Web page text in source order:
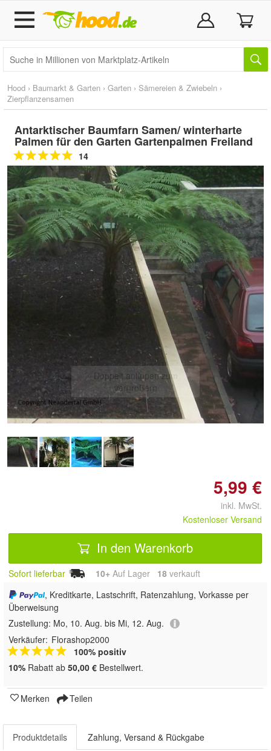
Hood › Baumarkt & Garten › Garten › Sämereien & Zwiebeln ›
Zierpflanzensamen
Antarktischer Baumfarn Samen/ winterharte
Palmen für den Garten Gartenpalmen Freiland
14
Doppelt antippen zum
vergrößern
5,99 €
inkl. MwSt.
Kostenloser Versand
In den Warenkorb
Sofort lieferbar 10+ Auf Lager 18 verkauft
, Kreditkarte, Lastschrift, Ratenzahlung, Vorkasse per
Überweisung
Zustellung: Mo, 10. Aug. bis Mi, 12. Aug.
Verkäufer: Florashop2000
100% positiv
10% Rabatt ab 50,00 € Bestellwert.
Merken Teilen
Produktdetails Zahlung, Versand & Rückgabe